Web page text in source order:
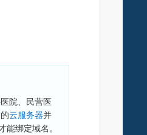
院、民营医
云服务器并
绑定域名。